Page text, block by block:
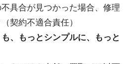
具合が見つかった場合、修理
契約不適合責任）
も、もっとシンプルに、もっと